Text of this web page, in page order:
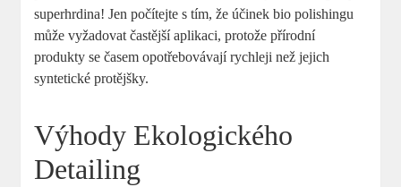
superhrdina! Jen počítejte s tím, že účinek bio polishingu
může vyžadovat častější aplikaci, protože přírodní
produkty se časem opotřebovávají rychleji než jejich
syntetické protějšky.
Výhody Ekologického
Detailing